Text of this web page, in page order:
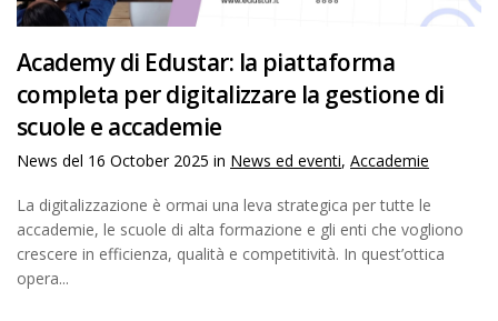
Academy di Edustar: la piattaforma
completa per digitalizzare la gestione di
scuole e accademie
News del 16 October 2025 in News ed eventi, Accademie
La digitalizzazione è ormai una leva strategica per tutte le
accademie, le scuole di alta formazione e gli enti che vogliono
crescere in efficienza, qualità e competitività. In quest’ottica
opera...